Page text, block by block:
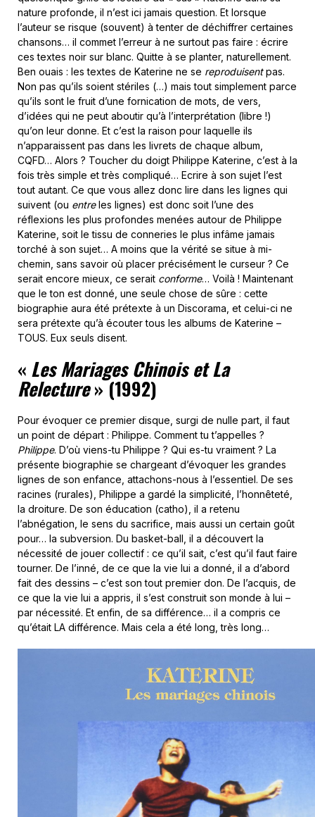
nature profonde, il n’est ici jamais question. Et lorsque
l’auteur se risque (souvent) à tenter de déchiffrer certaines
chansons… il commet l’erreur à ne surtout pas faire : écrire
ces textes noir sur blanc. Quitte à se planter, naturellement.
Ben ouais : les textes de Katerine ne se reproduisentpas.
Non pas qu’ils soient stériles (…) mais tout simplement parce
qu’ils sont le fruit d’une fornication de mots, de vers,
d’idées qui ne peut aboutir qu’à l’interprétation (libre !)
qu’on leur donne. Et c’est la raison pour laquelle ils
n’apparaissent pas dans les livrets de chaque album,
CQFD… Alors ? Toucher du doigt Philippe Katerine, c’est à la
fois très simple et très compliqué… Ecrire à son sujet l’est
tout autant. Ce que vous allez donc lire dans les lignes qui
suivent (ou entreles lignes) est donc soit l’une des
réflexions les plus profondes menées autour de Philippe
Katerine, soit le tissu de conneries le plus infâme jamais
torché à son sujet… A moins que la vérité se situe à mi-
chemin, sans savoir où placer précisément le curseur ? Ce
serait encore mieux, ce serait conforme… Voilà ! Maintenant
que le ton est donné, une seule chose de sûre : cette
biographie aura été prétexte à un Discorama, et celui-ci ne
sera prétexte qu’à écouter tous les albums de Katerine –
TOUS. Eux seuls disent.
« Les Mariages Chinois et La
Relecture» (1992)
Pour évoquer ce premier disque, surgi de nulle part, il faut
un point de départ : Philippe. Comment tu t’appelles ?
Philippe. D’où viens-tu Philippe ? Qui es-tu vraiment ? La
présente biographie se chargeant d’évoquer les grandes
lignes de son enfance, attachons-nous à l’essentiel. De ses
racines (rurales), Philippe a gardé la simplicité, l’honnêteté,
la droiture. De son éducation (catho), il a retenu
l’abnégation, le sens du sacrifice, mais aussi un certain goût
pour… la subversion. Du basket-ball, il a découvert la
nécessité de jouer collectif : ce qu’il sait, c’est qu’il faut faire
tourner. De l’inné, de ce que la vie lui a donné, il a d’abord
fait des dessins – c’est son tout premier don. De l’acquis, de
ce que la vie lui a appris, il s’est construit son monde à lui –
par nécessité. Et enfin, de sa différence… il a compris ce
qu’était LA différence. Mais cela a été long, très long…